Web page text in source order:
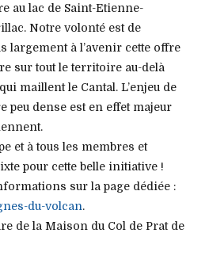
au lac de Saint-Etienne-
Notre volonté est de
largement à l’avenir cette offre
sur tout le territoire au-delà
maillent le Cantal. L’enjeu de
peu dense est en effet majeur
et à tous les membres et
pour cette belle initiative !
sur la page dédiée :
du-volcan.
de la Maison du Col de Prat de